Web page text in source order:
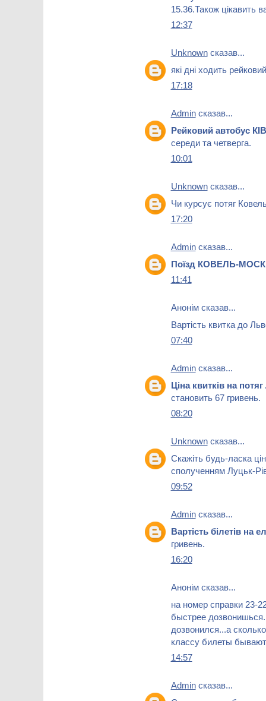
15.36.Також цікавить
12:37
Unknownсказав...
які дні ходить
17:18
Adminсказав...
Рейковий автобус
середи та четверга.
10:01
Unknownсказав...
Чи курсує потяг
17:20
Adminсказав...
Поїзд КОВЕЛЬ-
11:41
Анонім сказав...
Вартість квитка до
07:40
Adminсказав...
Ціна квитків на
становить 67 гривень.
08:20
Unknownсказав...
Скажіть будь-ласка
сполученням Луцьк-
09:52
Adminсказав...
Вартість білетів на
гривень.
16:20
Анонім сказав...
на номер справки 23-
быстрее
дозвонился...а
классу билеты
14:57
Adminсказав...